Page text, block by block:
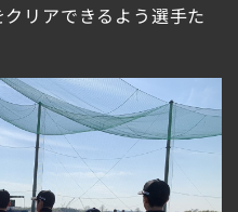
リアできるよう選手た